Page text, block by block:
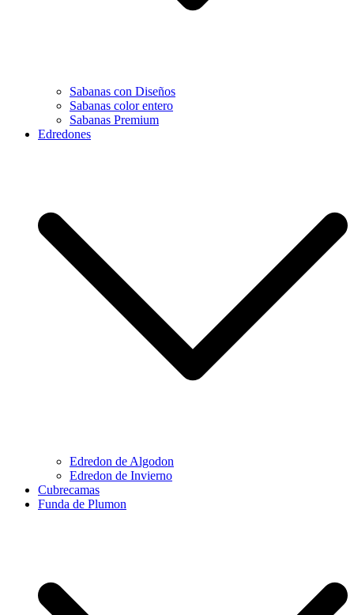
Sabanas con Diseños
Sabanas color entero
Sabanas Premium
Edredones
Edredon de Algodon
Edredon de Invierno
Cubrecamas
Funda de Plumon